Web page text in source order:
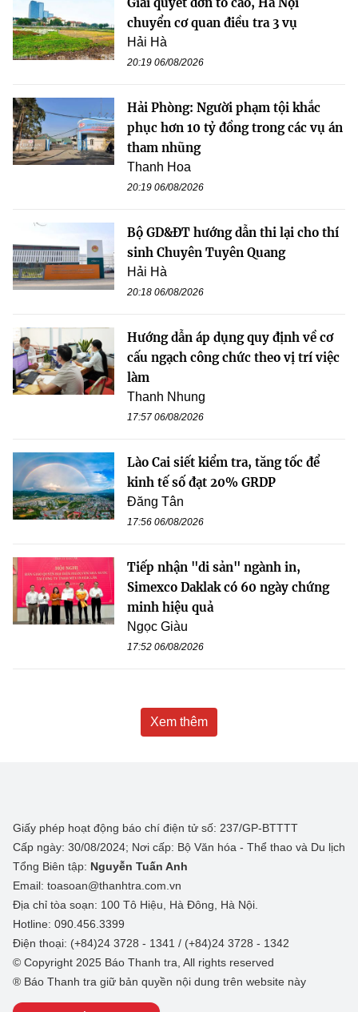
chuyển cơ quan điều tra 3 vụ
Hải Hà
20:19 06/08/2026
Hải Phòng: Người phạm tội khắc
phục hơn 10 tỷ đồng trong các vụ án
tham nhũng
Thanh Hoa
20:19 06/08/2026
Bộ GD&ĐT hướng dẫn thi lại cho thí
sinh Chuyên Tuyên Quang
Hải Hà
20:18 06/08/2026
Hướng dẫn áp dụng quy định về cơ
cấu ngạch công chức theo vị trí việc
làm
Thanh Nhung
17:57 06/08/2026
Lào Cai siết kiểm tra, tăng tốc để
kinh tế số đạt 20% GRDP
Đăng Tân
17:56 06/08/2026
Tiếp nhận "di sản" ngành in,
Simexco Daklak có 60 ngày chứng
minh hiệu quả
Ngọc Giàu
17:52 06/08/2026
Xem thêm
Giấy phép hoạt động báo chí điện tử số: 237/GP-BTTTT
Cấp ngày: 30/08/2024; Nơi cấp: Bộ Văn hóa - Thể thao và Du lịch
Tổng Biên tập: Nguyễn Tuấn Anh
Email: toasoan@thanhtra.com.vn
Địa chỉ tòa soạn: 100 Tô Hiệu, Hà Đông, Hà Nội.
Hotline: 090.456.3399
Điện thoại: (+84)24 3728 - 1341 / (+84)24 3728 - 1342
© Copyright 2025 Báo Thanh tra, All rights reserved
® Báo Thanh tra giữ bản quyền nội dung trên website này